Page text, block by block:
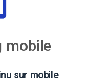
mobile
sur mobile